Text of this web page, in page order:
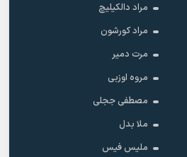
مراد دالکیلیچ
مراد کورشون
مرت دمیر
مروه اوزبی
مصطفی ججلی
ملا بدل
ملیس فیس